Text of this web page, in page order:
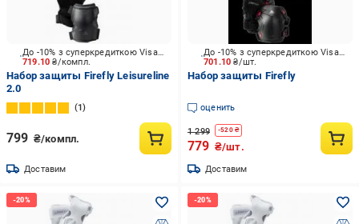
719.10₴/компл.
До -10% з суперкредиткою Visa Вигода
Набор защиты Firefly Leisureline
2.0
1
799 ₴/компл.
Доставим
701.10₴/шт.
До -10% з суперкредиткою Visa Вигода
Набор защиты Firefly
оценить
1 299 -520₴
779 ₴/шт.
Доставим